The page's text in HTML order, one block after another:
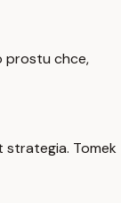
prostu chce,
strategia. Tomek